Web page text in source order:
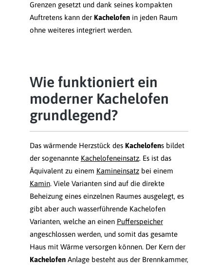
Grenzen gesetzt und dank seines kompakten
Auftretens kann der Kachelofenin jeden Raum
ohne weiteres integriert werden.
Wie funktioniert ein
moderner Kachelofen
grundlegend?
Das wärmende Herzstück des Kachelofens bildet
der sogenannte Kachelofeneinsatz. Es ist das
Äquivalent zu einem Kamineinsatzbei einem
Kamin. Viele Varianten sind auf die direkte
Beheizung eines einzelnen Raumes ausgelegt, es
gibt aber auch wasserführende Kachelofen
Varianten, welche an einen Pufferspeicher
angeschlossen werden, und somit das gesamte
Haus mit Wärme versorgen können. Der Kern der
KachelofenAnlage besteht aus der Brennkammer,